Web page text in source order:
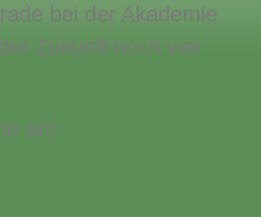
bei der Akademie
Zukunft noch viel
an!